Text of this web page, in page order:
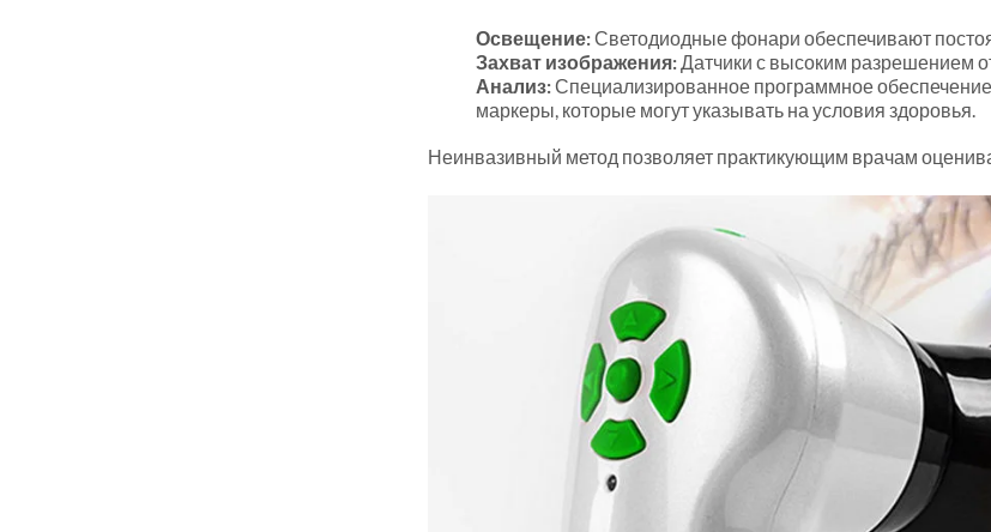
Освещение:Светодиодные фонари обеспечивают
Захват изображения:Датчики с высоким разрешением
Анализ:Специализированное программное
маркеры, которые могут указывать на условия здоровья.
Неинвазивный метод позволяет практикующим врачам